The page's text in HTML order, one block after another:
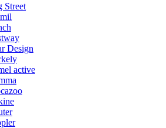
Street
Design
active